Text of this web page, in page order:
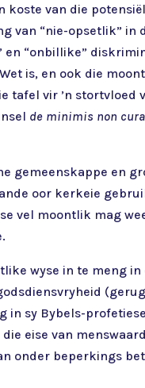
van die
van “nie-opsetlik” in
“onbillike”
is, en ook die
tafel vir ’n
de minimis non
gemeenskappe en
oor kerkeie
vel moontlik mag
wyse in te meng
in sy Bybels-
eise van
onder beperkings